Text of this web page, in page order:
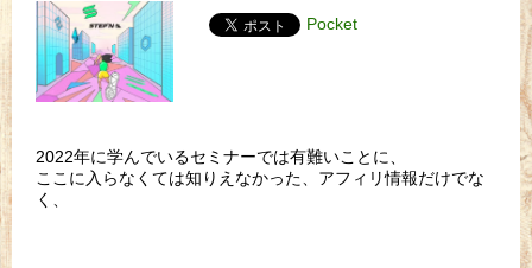
Pocket
2022年に学んでいるセミナーでは有難いことに、
ここに入らなくては知りえなかった、アフィリ情報だけでな
く、